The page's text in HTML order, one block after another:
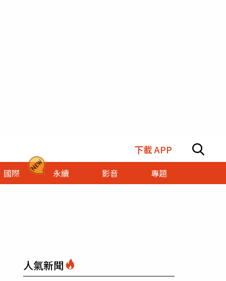
下載 APP
國際 永續 影音 專題
人氣新聞